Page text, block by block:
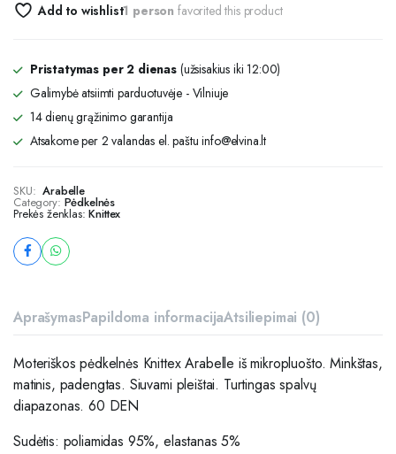
Add to wishlist1 person favorited this product
Pristatymas per 2 dienas (užsisakius iki 12:00)
Galimybė atsiimti parduotuvėje - Vilniuje
14 dienų grąžinimo garantija
Atsakome per 2 valandas el. paštu info@elvina.lt
SKU: Arabelle
Category: Pėdkelnės
Prekės ženklas:Knittex
AprašymasPapildoma informacijaAtsiliepimai (0)
Moteriškos pėdkelnės Knittex Arabelle iš mikropluošto. Minkštas,
matinis, padengtas. Siuvami pleištai. Turtingas spalvų
diapazonas. 60 DEN
Sudėtis: poliamidas 95%, elastanas 5%